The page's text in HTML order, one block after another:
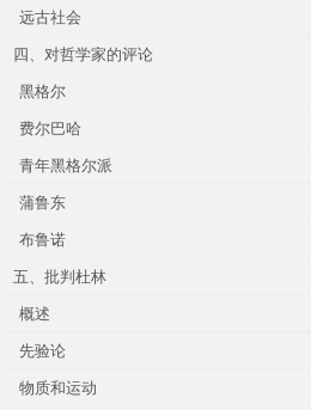
远古社会
四、对哲学家的评论
黑格尔
费尔巴哈
青年黑格尔派
蒲鲁东
布鲁诺
五、批判杜林
概述
先验论
物质和运动